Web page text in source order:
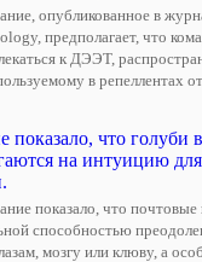
опубликованное в
предполагает, что
к ДЭЭТ,
в репеллентах
показало, что голуби
на интуицию
показало, что
способностью
мозгу или клюву, а